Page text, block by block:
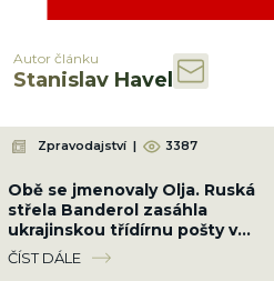
Autor článku
Stanislav Havel
Zpravodajství | 3387
Obě se jmenovaly Olja. Ruská
střela Banderol zasáhla
ukrajinskou třídírnu pošty v
Pavlogradu a zabila dvě poštovní
úřednice
ČÍST DÁLE